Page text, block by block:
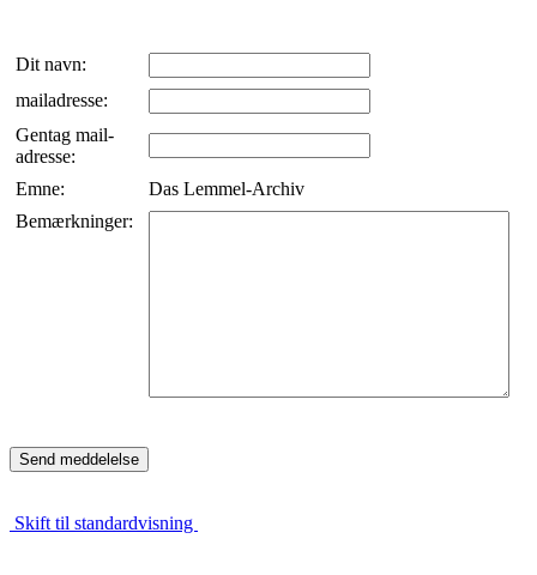
Dit navn:
mailadresse:
Gentag mail-
adresse:
Emne:
Das Lemmel-Archiv
Bemærkninger:
Skift til standardvisning